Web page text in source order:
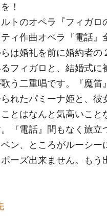
！
トのオペラ『フィガロ
ィ作曲オペラ『電話』
は婚礼を前に婚約者
フィガロと、結婚式に
う二重唱です。『魔
れたパミーナ姫と、
とはなんと気高いこと
『電話』間もなく旅立
ン、ところがルーシ
ーズ出来ません。もう